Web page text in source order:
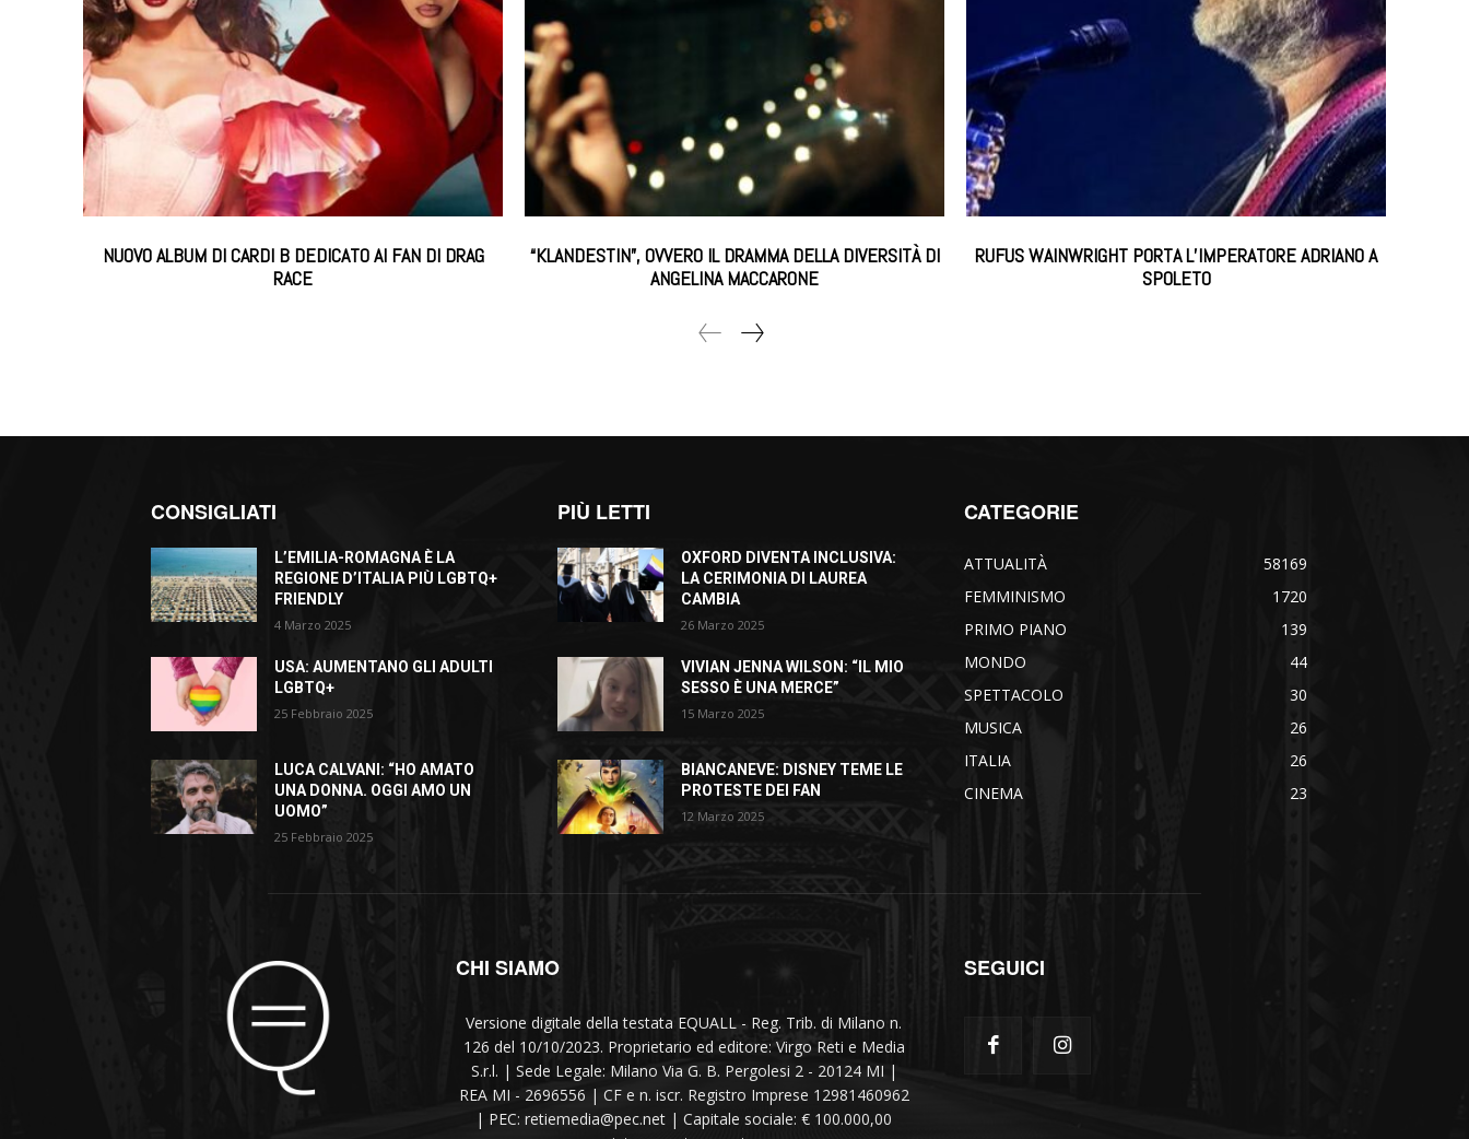
NUOVO ALBUM DI CARDI B DEDICATO AI FAN DI DRAG
RACE
“KLANDESTIN”, OVVERO IL DRAMMA DELLA DIVERSITÀ DI
ANGELINA MACCARONE
RUFUS WAINWRIGHT PORTA L’IMPERATORE ADRIANO A
SPOLETO
CONSIGLIATI
L’EMILIA-ROMAGNA È LA
REGIONE D’ITALIA PIÙ LGBTQ+
FRIENDLY
4 Marzo 2025
USA: AUMENTANO GLI ADULTI
LGBTQ+
25 Febbraio 2025
LUCA CALVANI: “HO AMATO
UNA DONNA. OGGI AMO UN
UOMO”
25 Febbraio 2025
PIÙ LETTI
OXFORD DIVENTA INCLUSIVA:
LA CERIMONIA DI LAUREA
CAMBIA
26 Marzo 2025
VIVIAN JENNA WILSON: “IL MIO
SESSO È UNA MERCE”
15 Marzo 2025
BIANCANEVE: DISNEY TEME LE
PROTESTE DEI FAN
12 Marzo 2025
CATEGORIE
ATTUALITÀ
58169
FEMMINISMO
1720
PRIMO PIANO
139
MONDO
44
SPETTACOLO
30
MUSICA
26
ITALIA
26
CINEMA
23
CHI SIAMO
Versione digitale della testata EQUALL - Reg. Trib. di Milano n.
126 del 10/10/2023. Proprietario ed editore: Virgo Reti e Media
S.r.l. | Sede Legale: Milano Via G. B. Pergolesi 2 - 20124 MI |
REA MI - 2696556 | CF e n. iscr. Registro Imprese 12981460962
| PEC: retiemedia@pec.net | Capitale sociale: € 100.000,00
SEGUICI